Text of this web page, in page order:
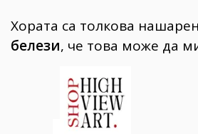
Хората са толкова
белези, че това може да